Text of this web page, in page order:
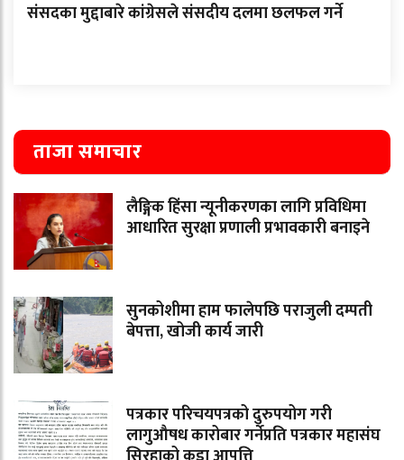
संसदका मुद्दाबारे कांग्रेसले संसदीय दलमा छलफल गर्ने
ताजा समाचार
लैङ्गिक हिंसा न्यूनीकरणका लागि प्रविधिमा
आधारित सुरक्षा प्रणाली प्रभावकारी बनाइने
सुनकोशीमा हाम फालेपछि पराजुली दम्पती
बेपत्ता, खोजी कार्य जारी
पत्रकार परिचयपत्रको दुरुपयोग गरी
लागुऔषध कारोबार गर्नेप्रति पत्रकार महासंघ